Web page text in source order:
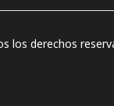
los derechos